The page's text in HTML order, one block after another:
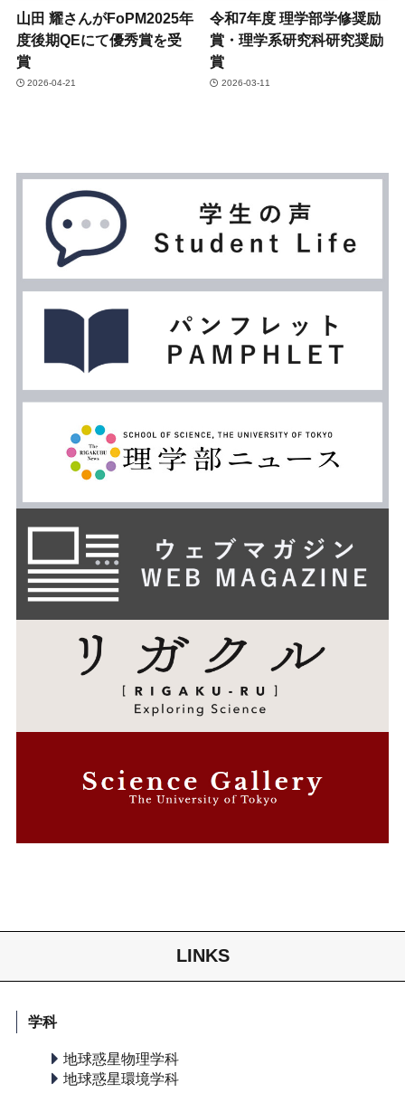
山田 耀さんがFoPM2025年
度後期QEにて優秀賞を受
賞
2026-04-21
令和7年度 理学部学修奨励
賞・理学系研究科研究奨励
賞
2026-03-11
LINKS
学科
地球惑星物理学科
地球惑星環境学科